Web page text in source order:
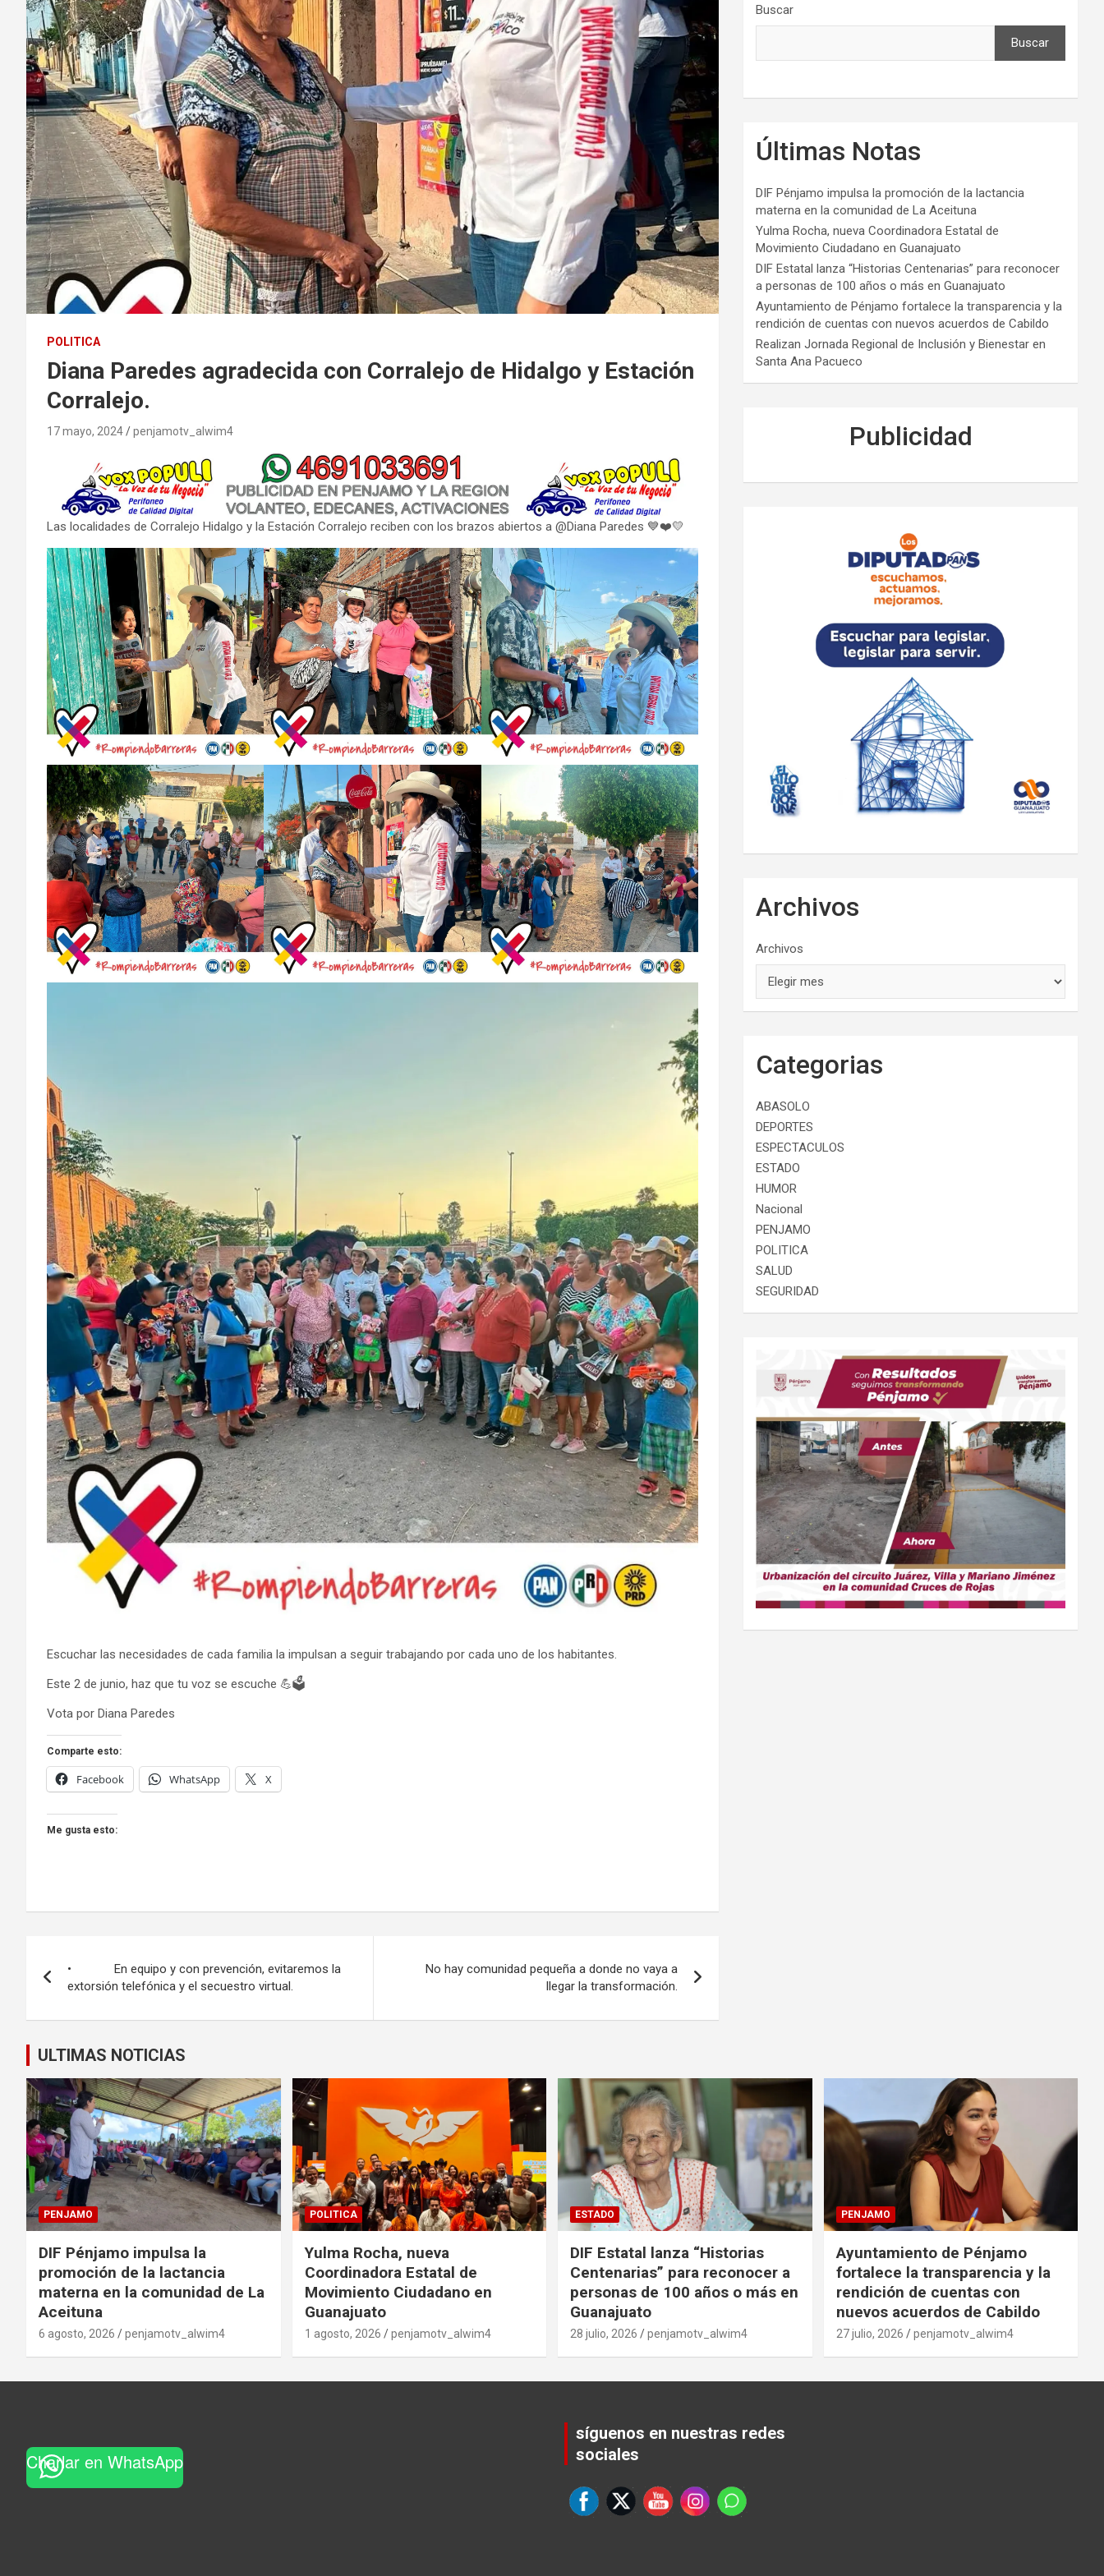
POLITICA
Diana Paredes agradecida con Corralejo de Hidalgo y Estación
Corralejo.
17 mayo, 2024 penjamotv_alwim4
Las localidades de Corralejo Hidalgo y la Estación Corralejo reciben con los brazos abiertos a @Diana Paredes 💙❤️💛
Escuchar las necesidades de cada familia la impulsan a seguir trabajando por cada uno de los habitantes.
Este 2 de junio, haz que tu voz se escuche 💪🗳️
Vota por Diana Paredes
Comparte esto:
Facebook WhatsApp X
Me gusta esto:
de
entradas
• En equipo y con prevención, evitaremos la
extorsión telefónica y el secuestro virtual.
No hay comunidad pequeña a donde no vaya a
llegar la transformación.
Buscar
Buscar
Últimas Notas
DIF Pénjamo impulsa la promoción de la lactancia
materna en la comunidad de La Aceituna
Yulma Rocha, nueva Coordinadora Estatal de
Movimiento Ciudadano en Guanajuato
DIF Estatal lanza “Historias Centenarias” para reconocer
a personas de 100 años o más en Guanajuato
Ayuntamiento de Pénjamo fortalece la transparencia y la
rendición de cuentas con nuevos acuerdos de Cabildo
Realizan Jornada Regional de Inclusión y Bienestar en
Santa Ana Pacueco
Publicidad
Archivos
Archivos
Categorias
ABASOLO
DEPORTES
ESPECTACULOS
ESTADO
HUMOR
Nacional
PENJAMO
POLITICA
SALUD
SEGURIDAD
ULTIMAS NOTICIAS
PENJAMO
DIF Pénjamo impulsa la
promoción de la lactancia
materna en la comunidad de La
Aceituna
6 agosto, 2026 penjamotv_alwim4
POLITICA
Yulma Rocha, nueva
Coordinadora Estatal de
Movimiento Ciudadano en
Guanajuato
1 agosto, 2026 penjamotv_alwim4
ESTADO
DIF Estatal lanza “Historias
Centenarias” para reconocer a
personas de 100 años o más en
Guanajuato
28 julio, 2026 penjamotv_alwim4
PENJAMO
Ayuntamiento de Pénjamo
fortalece la transparencia y la
rendición de cuentas con
nuevos acuerdos de Cabildo
27 julio, 2026 penjamotv_alwim4
Charlar en WhatsApp
síguenos en nuestras redes
socialesSet Youtube Channel ID